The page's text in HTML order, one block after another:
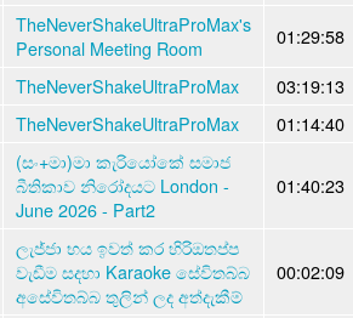
TheNeverShakeUltraProMax's
Personal Meeting Room
01:29:58
TheNeverShakeUltraProMax
03:19:13
TheNeverShakeUltraProMax 01:14:40
(සං+මා)මා කැරියෝකේ සමාජ
බීතිකාව නිරෝදයට London -
June 2026 - Part2
01:40:23
ලැජ්ජා භය ඉවත් කර හිරිඔතප්ප
වැඩීම සදහා Karaoke සේවිතබ්බ
අසේවිතබ්බ තුලින් ලද අත්දැකීම්
00:02:09